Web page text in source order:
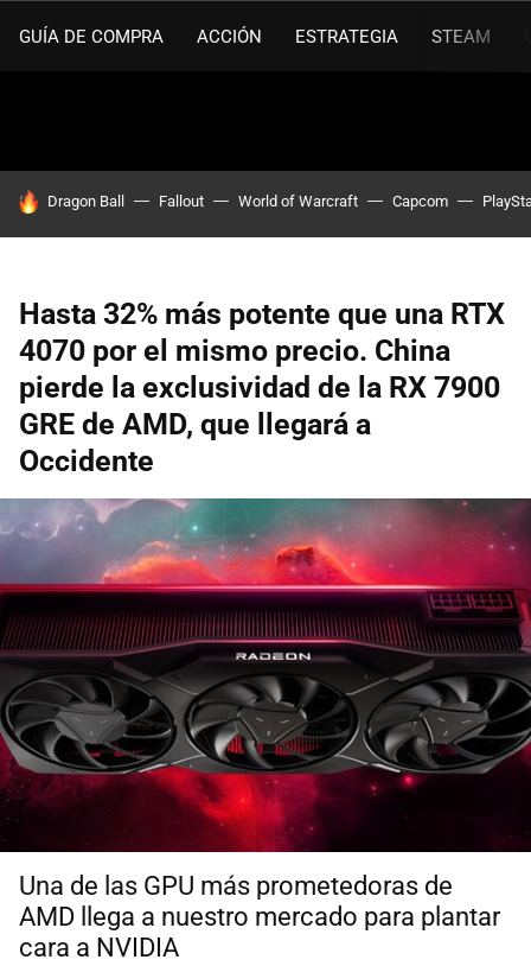
GUÍA DE COMPRA ACCIÓN ESTRATEGIA STEAM
HOY SE HABLA DE
Dragon Ball Fallout World of Warcraft Capcom
Hasta 32% más potente que una RTX
4070 por el mismo precio. China
pierde la exclusividad de la RX 7900
GRE de AMD, que llegará a
Occidente
Una de las GPU más prometedoras de
AMD llega a nuestro mercado para plantar
cara a NVIDIA